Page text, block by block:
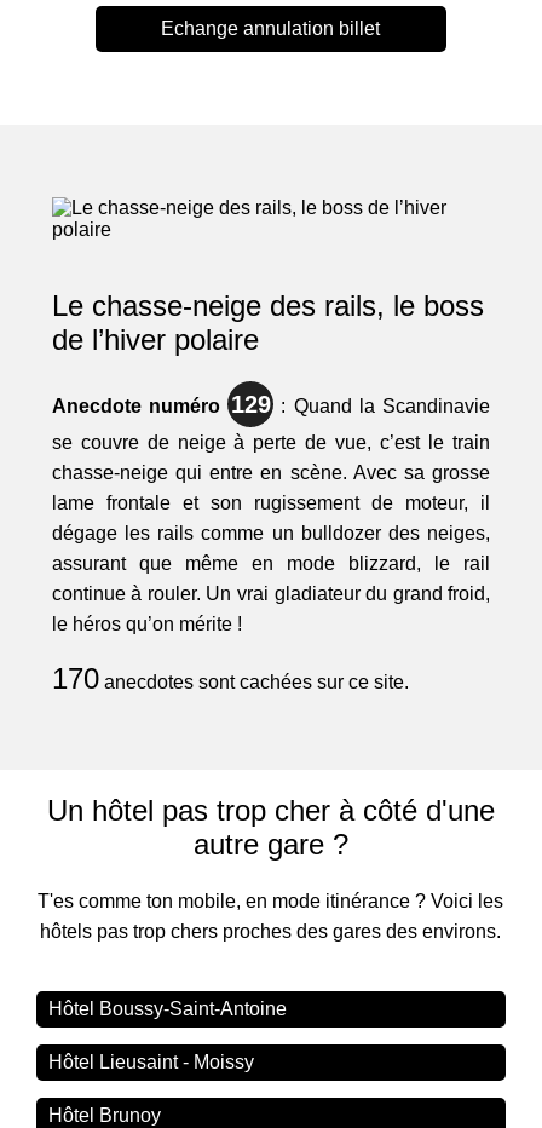
Echange annulation billet
Le chasse-neige des rails, le boss
de l’hiver polaire
Anecdote numéro 129 : Quand la Scandinavie
se couvre de neige à perte de vue, c’est le train
chasse-neige qui entre en scène. Avec sa grosse
lame frontale et son rugissement de moteur, il
dégage les rails comme un bulldozer des neiges,
assurant que même en mode blizzard, le rail
continue à rouler. Un vrai gladiateur du grand froid,
le héros qu’on mérite !
170anecdotes sont cachées sur ce site.
Un hôtel pas trop cher à côté d'une
autre gare ?
T'es comme ton mobile, en mode itinérance ? Voici les
hôtels pas trop chers proches des gares des environs.
Hôtel Boussy-Saint-Antoine
Hôtel Lieusaint - Moissy
Hôtel Brunoy